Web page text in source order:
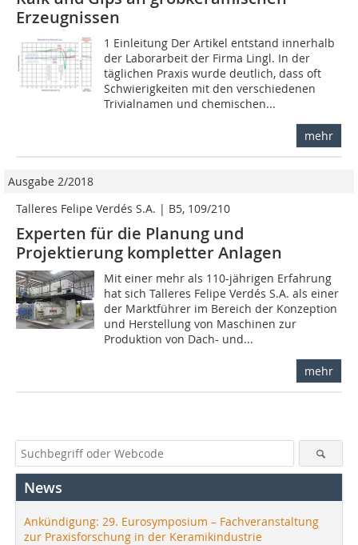
Erzeugnissen
1 Einleitung Der Artikel entstand innerhalb
der Laborarbeit der Firma Lingl. In der
täglichen Praxis wurde deutlich, dass oft
Schwierigkeiten mit den verschiedenen
Trivialnamen und chemischen...
mehr
Ausgabe 2/2018
Talleres Felipe Verdés S.A. | B5, 109/210
Experten für die Planung und
Projektierung kompletter Anlagen
Mit einer mehr als 110-jährigen Erfahrung
hat sich Talleres Felipe Verdés S.A. als einer
der Marktführer im Bereich der Konzeption
und Herstellung von Maschinen zur
Produktion von Dach- und...
mehr
News
Ankündigung: 29. Eurosymposium – Fachveranstaltung
zur Praxisforschung in der Keramikindustrie